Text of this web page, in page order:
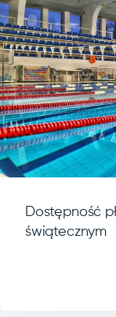
Dostępność
świątecznym